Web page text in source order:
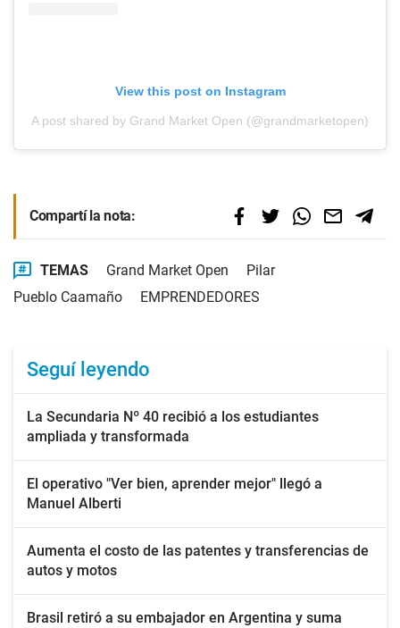
View this post on Instagram
A post shared by Grand Market Open (@grandmarketopen)
Compartí la nota:
TEMAS Grand Market Open
Pilar
Pueblo Caamaño
EMPRENDEDORES
Seguí leyendo
La Secundaria Nº 40 recibió a los estudiantes
ampliada y transformada
El operativo "Ver bien, aprender mejor" llegó a
Manuel Alberti
Aumenta el costo de las patentes y transferencias de
autos y motos
Brasil retiró a su embajador en Argentina y suma